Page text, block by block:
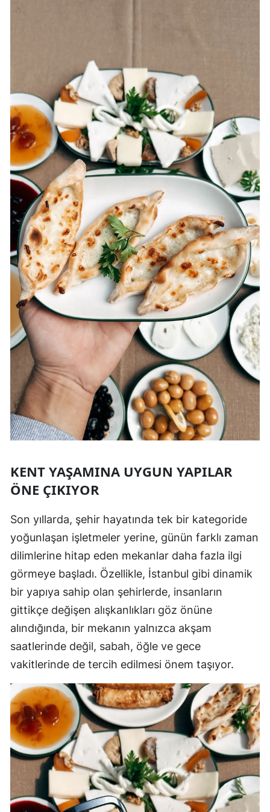
KENT YAŞAMINA UYGUN YAPILAR
ÖNE ÇIKIYOR
Son yıllarda, şehir hayatında tek bir kategoride
yoğunlaşan işletmeler yerine, günün farklı zaman
dilimlerine hitap eden mekanlar daha fazla ilgi
görmeye başladı. Özellikle, İstanbul gibi dinamik
bir yapıya sahip olan şehirlerde, insanların
gittikçe değişen alışkanlıkları göz önüne
alındığında, bir mekanın yalnızca akşam
saatlerinde değil, sabah, öğle ve gece
vakitlerinde de tercih edilmesi önem taşıyor.